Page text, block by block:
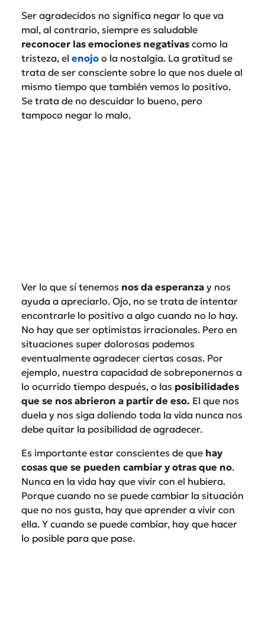
Ser agradecidos no significa negar lo que va
mal, al contrario, siempre es saludable
reconocer las emociones negativas como la
tristeza, el enojo o la nostalgia. La gratitud se
trata de ser consciente sobre lo que nos duele al
mismo tiempo que también vemos lo positivo.
Se trata de no descuidar lo bueno, pero
tampoco negar lo malo.
Ver lo que sí tenemos nos da esperanza y nos
ayuda a apreciarlo. Ojo, no se trata de intentar
encontrarle lo positivo a algo cuando no lo hay.
No hay que ser optimistas irracionales. Pero en
situaciones super dolorosas podemos
eventualmente agradecer ciertas cosas. Por
ejemplo, nuestra capacidad de sobreponernos a
lo ocurrido tiempo después, o las posibilidades
que se nos abrieron a partir de eso. El que nos
duela y nos siga doliendo toda la vida nunca nos
debe quitar la posibilidad de agradecer.
Es importante estar conscientes de que hay
cosas que se pueden cambiar y otras que no.
Nunca en la vida hay que vivir con el hubiera.
Porque cuando no se puede cambiar la situación
que no nos gusta, hay que aprender a vivir con
ella. Y cuando se puede cambiar, hay que hacer
lo posible para que pase.